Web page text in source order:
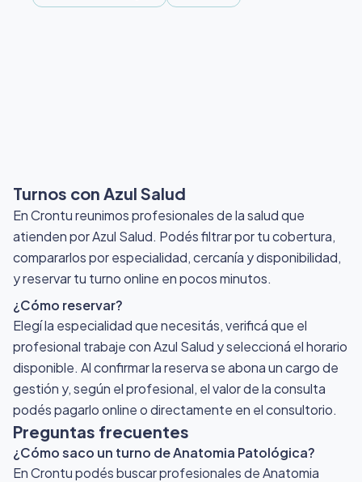
Turnos con Azul Salud
En Crontu reunimos profesionales de la salud que
atienden por Azul Salud. Podés filtrar por tu cobertura,
compararlos por especialidad, cercanía y disponibilidad,
y reservar tu turno online en pocos minutos.
¿Cómo reservar?
Elegí la especialidad que necesitás, verificá que el
profesional trabaje con Azul Salud y seleccioná el horario
disponible. Al confirmar la reserva se abona un cargo de
gestión y, según el profesional, el valor de la consulta
podés pagarlo online o directamente en el consultorio.
Preguntas frecuentes
¿Cómo saco un turno de Anatomia Patológica?
En Crontu podés buscar profesionales de Anatomia